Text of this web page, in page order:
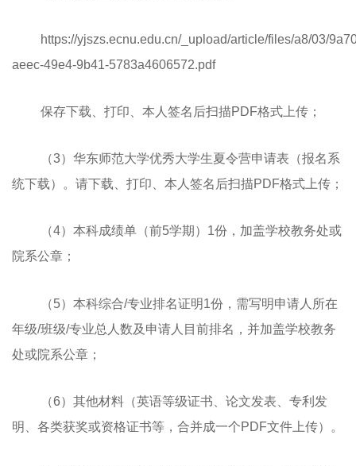
https://yjszs.ecnu.edu.cn/_upload/article/files/a8/03/
aeec-49e4-9b41-5783a4606572.pdf
保存下载、打印、本人签名后扫描PDF格式上传；
（3）华东师范大学优秀大学生夏令营申请表（报名系
统下载）。请下载、打印、本人签名后扫描PDF格式上传；
（4）本科成绩单（前5学期）1份，加盖学校教务处或
院系公章；
（5）本科综合/专业排名证明1份，需写明申请人所在
年级/班级/专业总人数及申请人目前排名，并加盖学校教务
处或院系公章；
（6）其他材料（英语等级证书、论文发表、专利发
明、各类获奖或资格证书等，合并成一个PDF文件上传）。